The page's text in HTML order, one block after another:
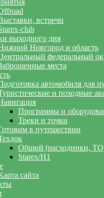
встречи
club
выходного дня
Новгород и область
федеральный
места
автомобиля для
и походные
Программы и
Треки и точки
в путешествии
Общий (расходники,
Starex/H1
сайта